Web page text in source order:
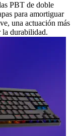
PBT de doble
para amortiguar
una actuación más
la durabilidad.